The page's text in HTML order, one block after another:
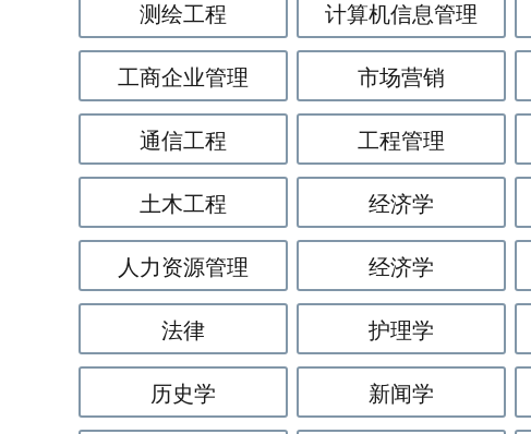
测绘工程 计算机信息管理
工商企业管理 市场营销
通信工程 工程管理
土木工程 经济学
人力资源管理 经济学
法律 护理学
历史学 新闻学